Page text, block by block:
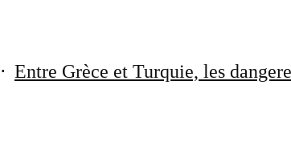
Entre Grèce et Turquie, les